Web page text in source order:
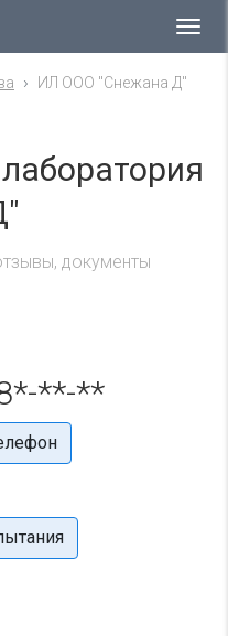
ИЛ ООО "Снежана Д"
документы
**-**